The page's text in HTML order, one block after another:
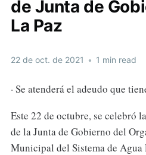
de Junta de
La Paz
22 de oct. de 2021 • 1 min read
· Se atenderá el adeudo que
Este 22 de octubre, se celebró
de la Junta de Gobierno del
Municipal del Sistema de